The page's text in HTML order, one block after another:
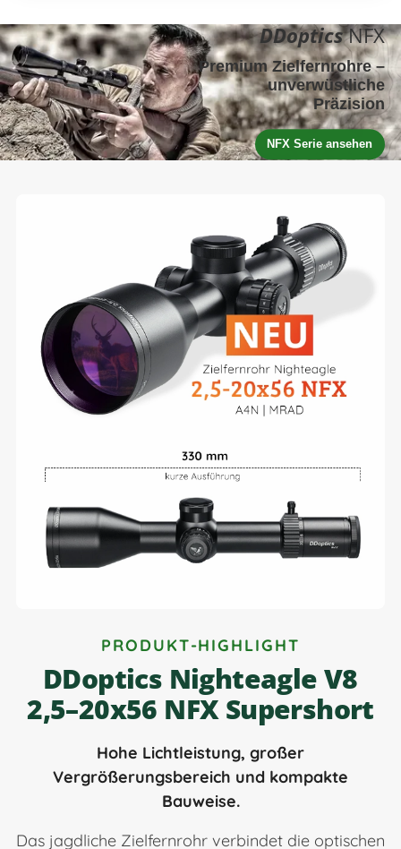
DDopticsNFX
Premium Zielfernrohre –
unverwüstliche
Präzision
NFX Serie ansehen
PRODUKT-HIGHLIGHT
DDoptics Nighteagle V8
2,5–20x56 NFX Supershort
Hohe Lichtleistung, großer
Vergrößerungsbereich und kompakte
Bauweise.
Das jagdliche Zielfernrohr verbindet die optischen